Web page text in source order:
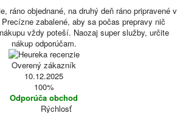
ráno objednané, na druhý deň ráno pripravené v
zabalené, aby sa počas prepravy nič
vždy poteší. Naozaj super služby, určite
nákup odporúčam.
Overený zákazník
10.12.2025
100%
Odporúča obchod
Rýchlosť